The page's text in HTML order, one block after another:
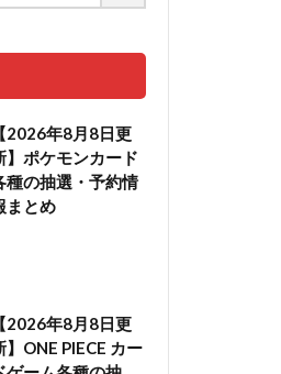
【2026年8月8日更
】ポケモンカード
種の抽選・予約情
まとめ
【2026年8月8日更
】ONE PIECE カー